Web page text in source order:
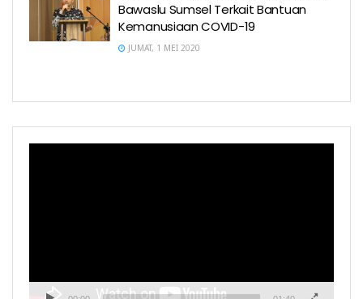
Bawaslu Sumsel Terkait Bantuan
Kemanusiaan COVID-19
JUMAT, 1 MEI 2020